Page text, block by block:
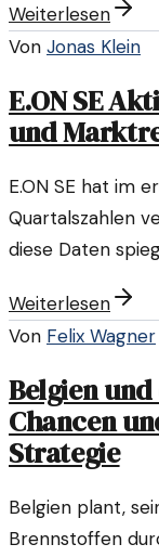
Höhe.
Weiterlesen
Von Jonas Klein
E.ON SE
und
E.ON SE hat im
Quartalszahlen
diese Daten
wider.
Weiterlesen
Von Felix Wagner
Belgien
Chancen
Strategie
Belgien plant,
Brennstoffen